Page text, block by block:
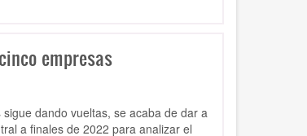
empresas
dando vueltas, se acaba de dar a
a finales de 2022 para analizar el